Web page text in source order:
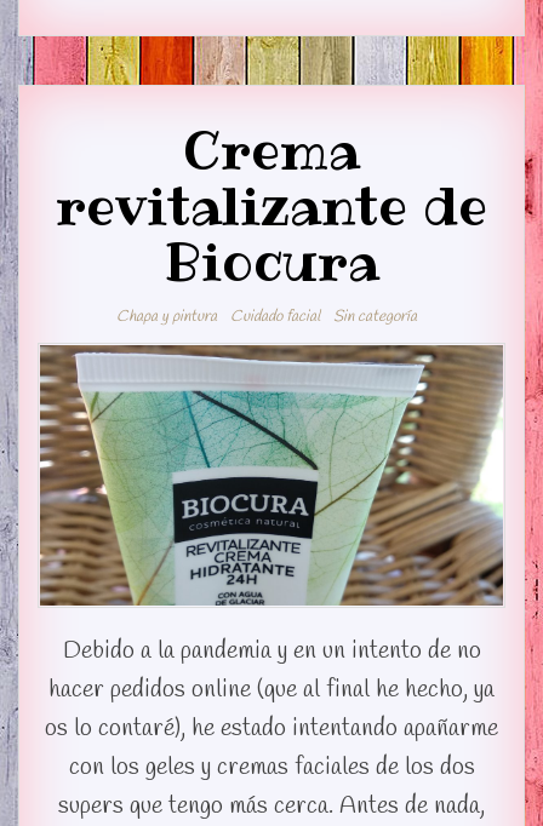
Crema
revitalizante de
Biocura
Chapa y pintura Cuidado facial Sin categoría
Debido a la pandemia y en un intento de no
hacer pedidos online (que al final he hecho, ya
os lo contaré), he estado intentando apañarme
con los geles y cremas faciales de los dos
supers que tengo más cerca. Antes de nada,